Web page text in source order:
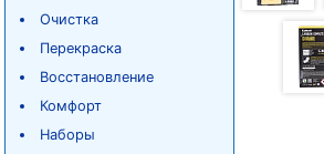
Очистка
Перекраска
Восстановление
Комфорт
Наборы